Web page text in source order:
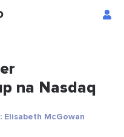
na Nasdaq
Elisabeth McGowan